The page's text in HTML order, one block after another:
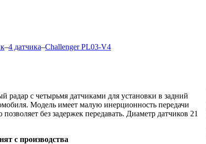
–4 датчика–Challenger РL03-V4
радар с четырьмя датчиками для установки в задний
Модель имеет малую инерционность передачи
позволяет без задержек передавать. Диаметр датчиков 21
с производства